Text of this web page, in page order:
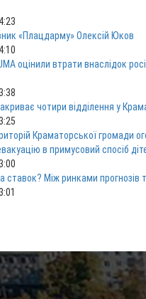
«Плацдарму» Олексій Юков
оцінили втрати внаслідок
чотири відділення у
Краматорської громади
в примусовий спосіб
ставок? Між ринками прогнозів